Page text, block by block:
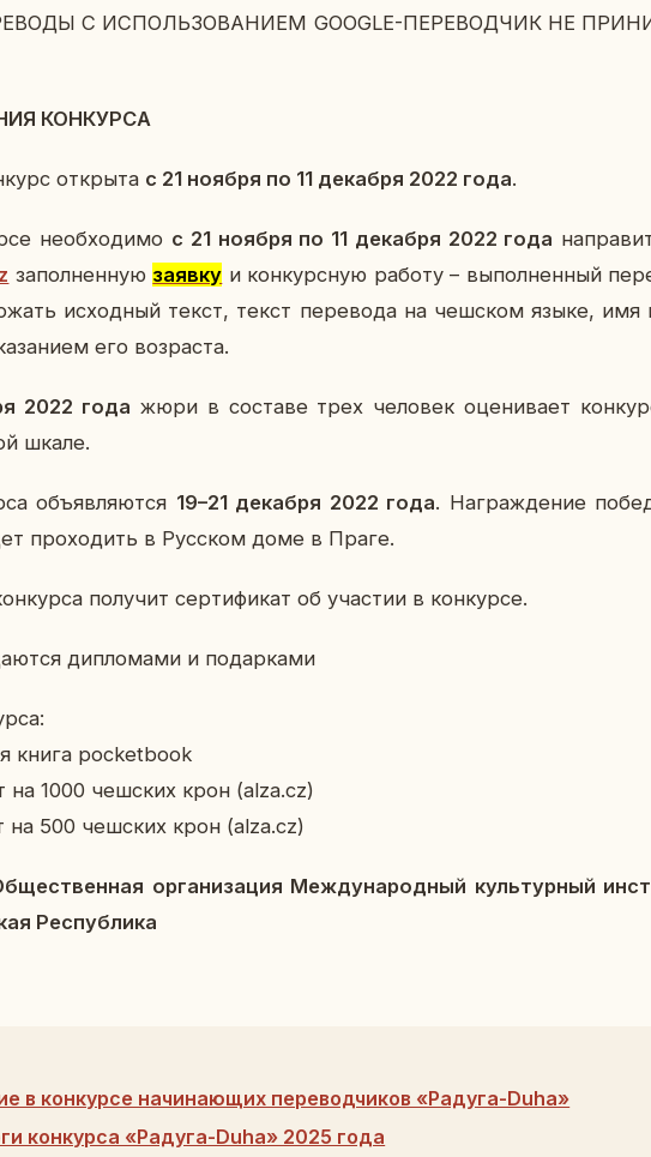
С ИС­ПОЛЬ­ЗО­ВА­НИ­ЕМ GOOGLE-ПЕ­РЕ­ВОД­ЧИК НЕ
КОН­КУР­СА
от­кры­та с 21 ноября по 11 де­каб­ря 2022 года.
необ­хо­ди­мо с 21 ноября по 11 де­каб­ря 2022 года
за­пол­нен­ную заявку и кон­курс­ную работу – вы­пол­нен­ный
ис­ход­ный текст, текст пе­ре­во­да на чеш­ском языке,
его воз­рас­та.
2022 года жюри в со­ста­ве трех че­ло­век оце­ни­ва­ет
шкале.
объ­яв­ля­ют­ся 19–21 де­каб­ря 2022 года. На­граж­де­ние
про­хо­дить в Рус­ском доме в Праге.
по­лу­чит сер­ти­фи­кат об уча­стии в кон­кур­се.
ди­пло­ма­ми и по­дар­ка­ми
книга pocketbook
на 1000 чеш­ских крон (alza.cz)
на 500 чеш­ских крон (alza.cz)
ор­га­ни­за­ция Меж­ду­на­род­ный куль­тур­ный
Рес­пуб­ли­ка
в конкурсе начинающих переводчиков «Радуга-Duha»
конкурса «Радуга-Duha» 2025 года